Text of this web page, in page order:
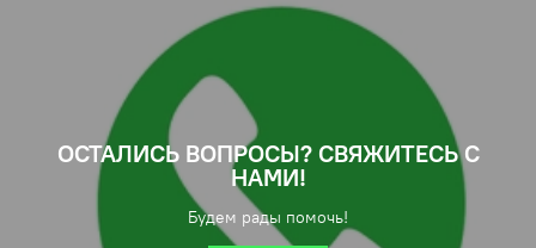
ОСТАЛИСЬ ВОПРОСЫ? СВЯЖИТЕСЬ С
НАМИ!
Будем рады помочь!